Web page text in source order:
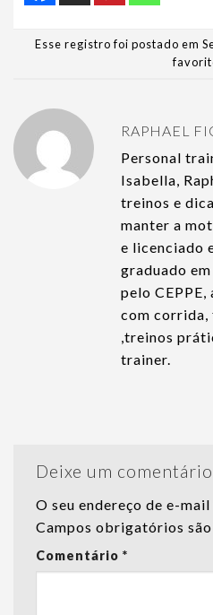
Esse registro foi postado em
RAPHAEL
Personal
Isabella,
treinos e
manter a
e licenciado
graduado
pelo CEPPE,
com
,treinos
trainer.
Deixe um comentário
O seu endereço de e-
Campos obrigatórios
Comentário *